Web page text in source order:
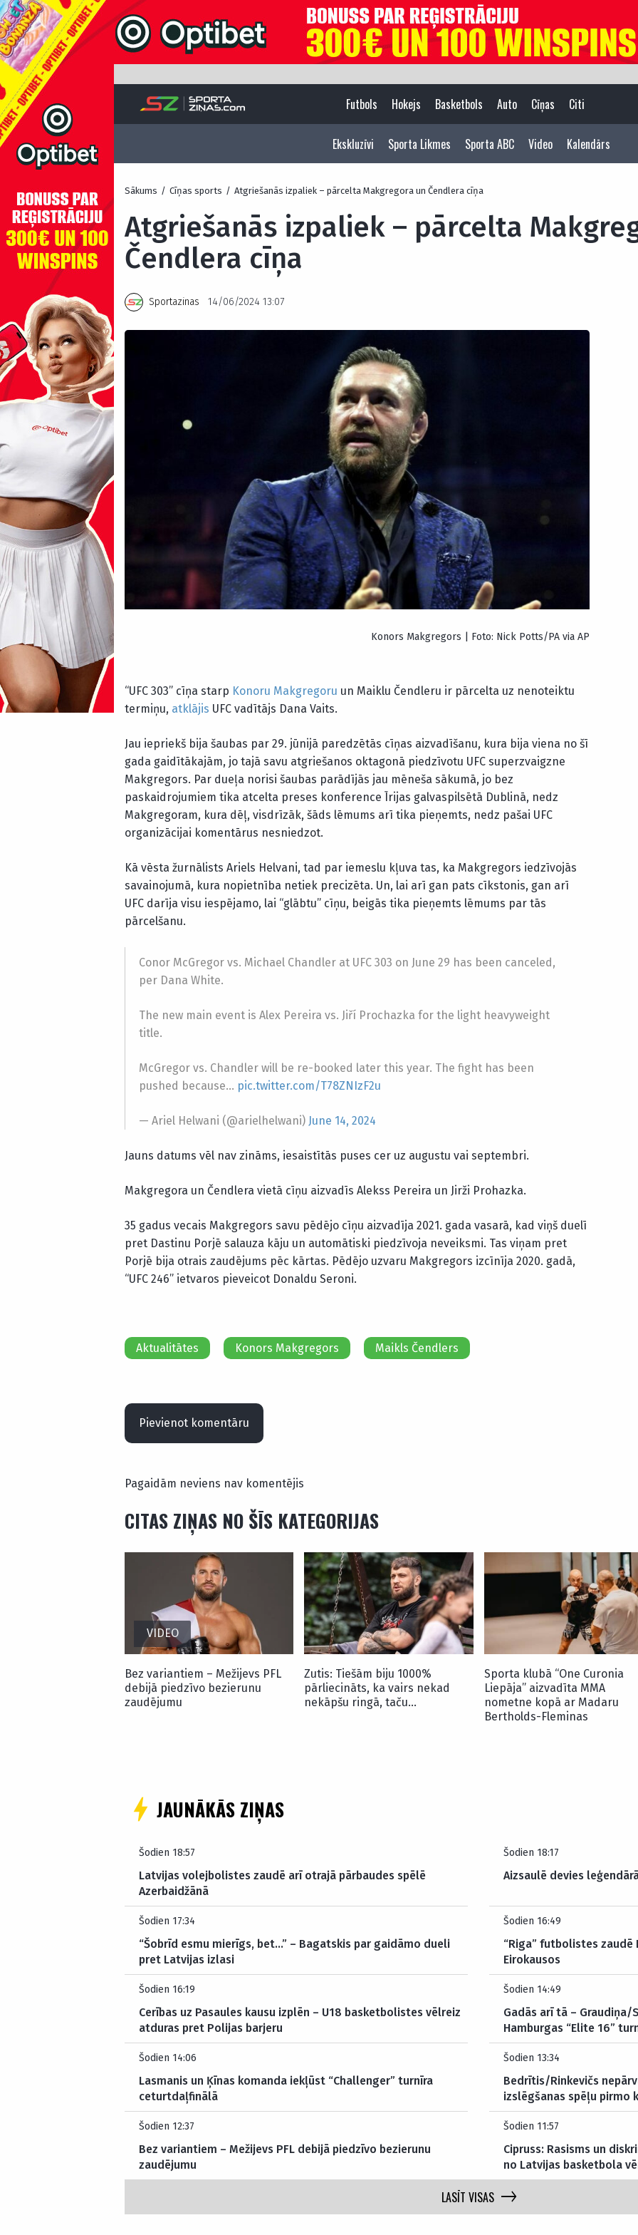
Futbols Hokejs Basketbols Auto Cīņas Citi
Ekskluzīvi Sporta Likmes Sporta ABC Video Kalendārs
Sākums / Cīņas sports / Atgriešanās izpaliek – pārcelta Makgregora un Čendlera cīņa
Atgriešanās izpaliek – pārcelta
Čendlera cīņa
Sportazinas 14/06/2024 13:07
Konors Makgregors | Foto: Nick Potts/PA via AP
“UFC 303” cīņa starp Konoru Makgregoru un Maiklu Čendleru ir pārcelta uz nenoteiktu
termiņu, atklājis UFC vadītājs Dana Vaits.
Jau iepriekš bija šaubas par 29. jūnijā paredzētās cīņas aizvadīšanu, kura bija viena no šī
gada gaidītākajām, jo tajā savu atgriešanos oktagonā piedzīvotu UFC superzvaigzne
Makgregors. Par dueļa norisi šaubas parādījās jau mēneša sākumā, jo bez
paskaidrojumiem tika atcelta preses konference Īrijas galvaspilsētā Dublinā, nedz
Makgregoram, kura dēļ, visdrīzāk, šāds lēmums arī tika pieņemts, nedz pašai UFC
organizācijai komentārus nesniedzot.
Kā vēsta žurnālists Ariels Helvani, tad par iemeslu kļuva tas, ka Makgregors iedzīvojās
savainojumā, kura nopietnība netiek precizēta. Un, lai arī gan pats cīkstonis, gan arī
UFC darīja visu iespējamo, lai “glābtu” cīņu, beigās tika pieņemts lēmums par tās
pārcelšanu.
Conor McGregor vs. Michael Chandler at UFC 303 on June 29 has been canceled,
per Dana White.
The new main event is Alex Pereira vs. Jiří Prochazka for the light heavyweight
title.
McGregor vs. Chandler will be re-booked later this year. The fight has been
pushed because… pic.twitter.com/T78ZNIzF2u
— Ariel Helwani (@arielhelwani) June 14, 2024
Jauns datums vēl nav zināms, iesaistītās puses cer uz augustu vai septembri.
Makgregora un Čendlera vietā cīņu aizvadīs Alekss Pereira un Jirži Prohazka.
35 gadus vecais Makgregors savu pēdējo cīņu aizvadīja 2021. gada vasarā, kad viņš duelī
pret Dastinu Porjē salauza kāju un automātiski piedzīvoja neveiksmi. Tas viņam pret
Porjē bija otrais zaudējums pēc kārtas. Pēdējo uzvaru Makgregors izcīnīja 2020. gadā,
“UFC 246” ietvaros pieveicot Donaldu Seroni.
Aktualitātes Konors Makgregors Maikls Čendlers
Pievienot komentāru
Pagaidām neviens nav komentējis
CITAS ZIŅAS NO ŠĪS KATEGORIJAS
VIDEO
Bez variantiem – Mežijevs PFL
debijā piedzīvo bezierunu
zaudējumu
Zutis: Tiešām biju 1000%
pārliecināts, ka vairs nekad
nekāpšu ringā, taču…
Sporta klubā “One Curonia
Liepāja” aizvadīta MMA
nometne kopā ar Madaru
Bertholds-Fleminas
JAUNĀKĀS ZIŅAS
Šodien 18:57
Latvijas volejbolistes zaudē arī otrajā pārbaudes spēlē
Azerbaidžānā
Šodien 18:17
Aizsaulē devies
Šodien 17:34
“Šobrīd esmu mierīgs, bet…” – Bagatskis par gaidāmo dueli
pret Latvijas izlasi
Šodien 16:49
“Riga” futbolistes
Eirokausos
Šodien 16:19
Cerības uz Pasaules kausu izplēn – U18 basketbolistes vēlreiz
atduras pret Polijas barjeru
Šodien 14:49
Gadās arī tā – Graudiņa/
Hamburgas “Elite 16”
Šodien 14:06
Lasmanis un Ķīnas komanda iekļūst “Challenger” turnīra
ceturtdaļfinālā
Šodien 13:34
Bedrītis/Rinkevičs
izslēgšanas spēļu pirmo
Šodien 12:37
Bez variantiem – Mežijevs PFL debijā piedzīvo bezierunu
zaudējumu
Šodien 11:57
Cipruss: Rasisms un
no Latvijas basketbola
LASĪT VISAS